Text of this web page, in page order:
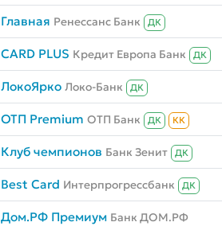
Главная Ренессанс Банк ДК
CARD PLUS Кредит Европа Банк ДК
ЛокоЯрко Локо-Банк ДК
ОТП Premium ОТП Банк ДК КК
Клуб чемпионов Банк Зенит ДК
Best Card Интерпрогрессбанк ДК
Дом.РФ Премиум Банк ДОМ.РФ